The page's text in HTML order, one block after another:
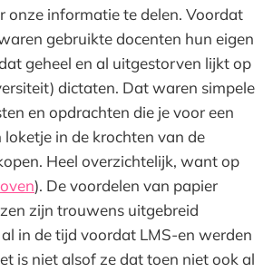
onze informatie te delen. Voordat
gebruikte docenten hun eigen
geheel en al uitgestorven lijkt op
dictaten. Dat waren simpele
en opdrachten die je voor een
in de krochten van de
Heel overzichtelijk, want op
). De voordelen van papier
zijn trouwens uitgebreid
in de tijd voordat LMS-en werden
is niet alsof ze dat toen niet ook al